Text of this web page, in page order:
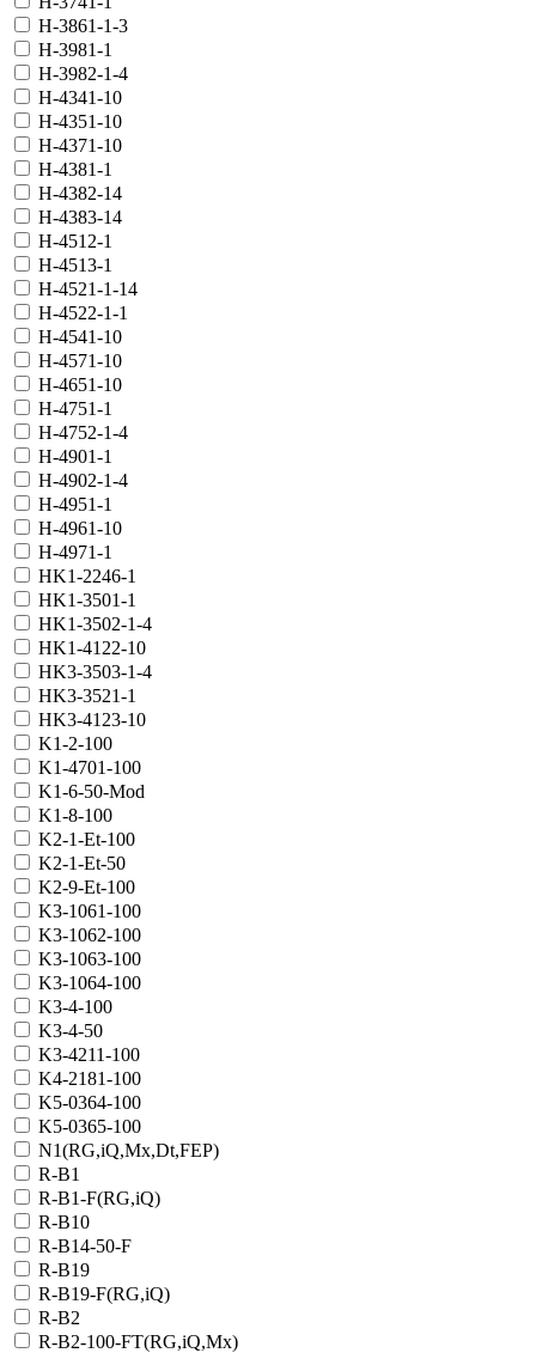
H-3861-1-3
H-3981-1
H-3982-1-4
H-4341-10
H-4351-10
H-4371-10
H-4381-1
H-4382-14
H-4383-14
H-4512-1
H-4513-1
H-4521-1-14
H-4522-1-1
H-4541-10
H-4571-10
H-4651-10
H-4751-1
H-4752-1-4
H-4901-1
H-4902-1-4
H-4951-1
H-4961-10
H-4971-1
HK1-2246-1
HK1-3501-1
HK1-3502-1-4
HK1-4122-10
HK3-3503-1-4
HK3-3521-1
HK3-4123-10
K1-2-100
K1-4701-100
K1-6-50-Mod
K1-8-100
K2-1-Et-100
K2-1-Et-50
K2-9-Et-100
K3-1061-100
K3-1062-100
K3-1063-100
K3-1064-100
K3-4-100
K3-4-50
K3-4211-100
K4-2181-100
K5-0364-100
K5-0365-100
N1(RG,iQ,Mx,Dt,FEP)
R-B1
R-B1-F(RG,iQ)
R-B10
R-B14-50-F
R-B19
R-B19-F(RG,iQ)
R-B2
R-B2-100-FT(RG,iQ,Mx)